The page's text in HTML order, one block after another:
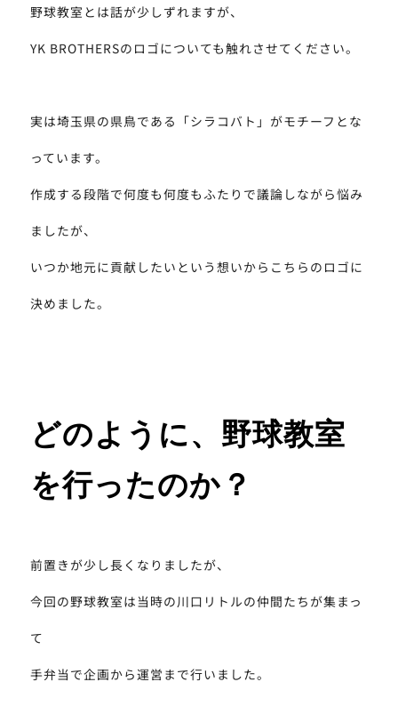
野球教室とは話が少しずれますが、
YK BROTHERSのロゴについても触れさせてください。
実は埼玉県の県鳥である「シラコバト」がモチーフとな
っています。
作成する段階で何度も何度もふたりで議論しながら悩み
ましたが、
いつか地元に貢献したいという想いからこちらのロゴに
決めました。
どのように、野球教室
を行ったのか？
前置きが少し長くなりましたが、
今回の野球教室は当時の川口リトルの仲間たちが集まっ
て
手弁当で企画から運営まで行いました。